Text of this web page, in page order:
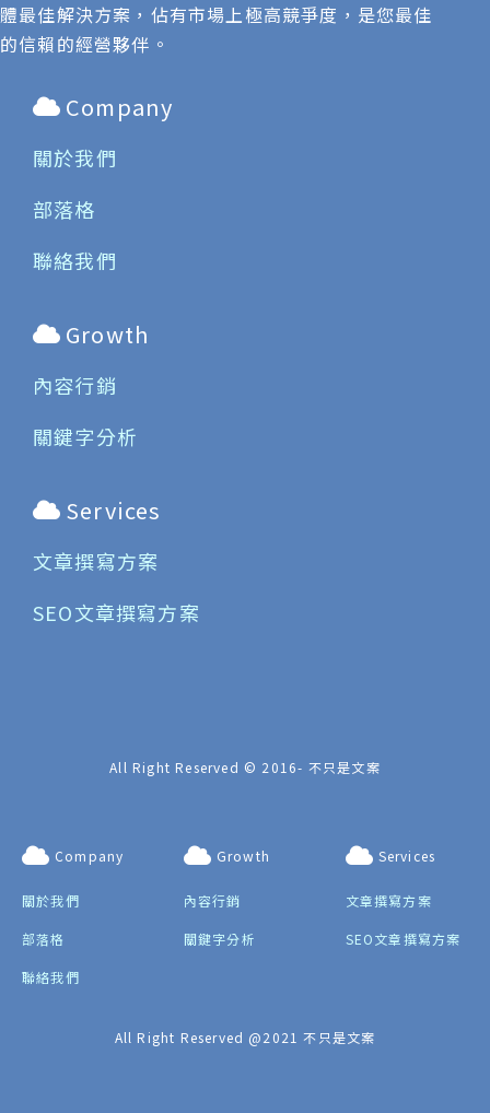
體最佳解決方案，佔有市場上極高競爭度，是您最佳
的信賴的經營夥伴。
Company
關於我們
部落格
聯絡我們
Growth
內容行銷
關鍵字分析
Services
文章撰寫方案
SEO文章撰寫方案
All Right Reserved © 2016- 不只是文案
Company
關於我們
部落格
聯絡我們
Growth
內容行銷
關鍵字分析
Services
文章撰寫方案
SEO文章撰寫方案
All Right Reserved @2021 不只是文案